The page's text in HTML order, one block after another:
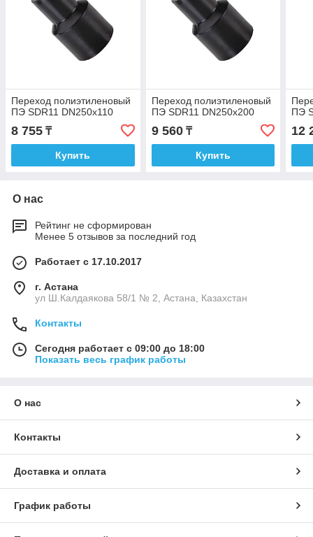
Переход полиэтиленовый
ПЭ SDR11 DN250х110
8 755 ₸
Купить
Переход полиэтиленовый
ПЭ SDR11 DN250х200
9 560₸
Купить
ПЭ
12
О нас
Рейтинг не сформирован
Менее 5 отзывов за последний год
Работает с 17.10.2017
г. Астана
ул Ш.Калдаякова 58/1 № 2, Астана, Казахстан
Контакты
Сегодня работает с 09:00 до 18:00
Показать весь график работы
О нас
Контакты
Доставка и оплата
График работы